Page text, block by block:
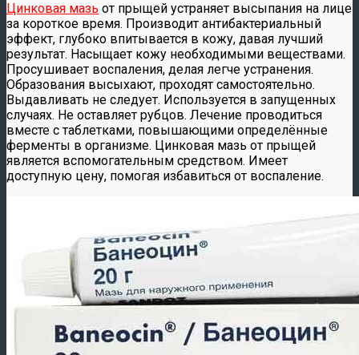
Цинковая мазь от прыщей устраняет высыпания на лице
за короткое время. Производит антибактериальный
эффект, глубоко впитывается в кожу, давая лучший
результат. Насыщает кожу необходимыми веществами.
Просушивает воспаления, делая легче устранения.
Образования высыхают, проходят самостоятельно.
Выдавливать не следует. Используется в запущенных
случаях. Не оставляет рубцов. Лечение проводиться
вместе с таблетками, повышающими определённые
ферменты в организме. Цинковая мазь от прыщей
является вспомогательным средством. Имеет
доступную цену, помогая избавиться от воспаление.